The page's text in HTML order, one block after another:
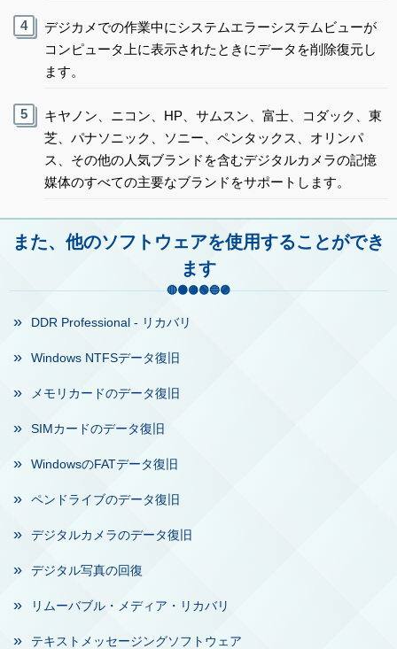
デジカメでの作業中にシステムエラーシステムビューが
コンピュータ上に表示されたときにデータを削除復元し
ます。
キヤノン、ニコン、HP、サムスン、富士、コダック、東
芝、パナソニック、ソニー、ペンタックス、オリンパ
ス、その他の人気ブランドを含むデジタルカメラの記憶
媒体のすべての主要なブランドをサポートします。
また、他のソフトウェアを使用することができ
ます
DDR Professional - リカバリ
Windows NTFSデータ復旧
メモリカードのデータ復旧
SIMカードのデータ復旧
WindowsのFATデータ復旧
ペンドライブのデータ復旧
デジタルカメラのデータ復旧
デジタル写真の回復
リムーバブル・メディア・リカバリ
テキストメッセージングソフトウェア